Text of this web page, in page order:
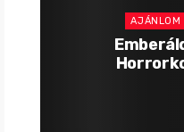
AJÁNLOM